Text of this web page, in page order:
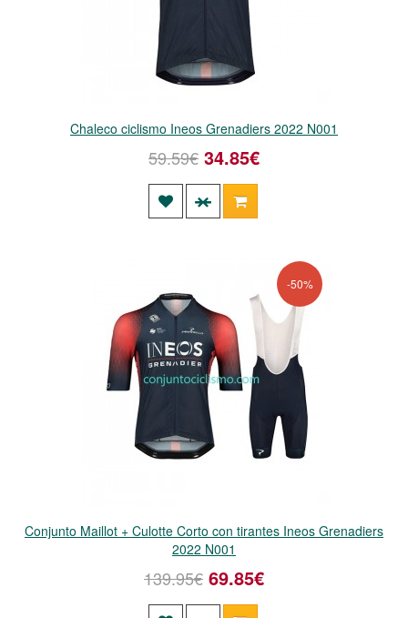
Chaleco ciclismo Ineos Grenadiers 2022 N001
59.59€ 34.85€
-50%
Conjunto Maillot + Culotte Corto con tirantes Ineos Grenadiers
2022 N001
139.95€ 69.85€